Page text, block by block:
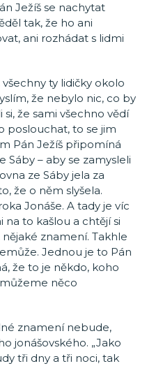
Ježíš se nachytat
tak, že ho ani
ani rozhádat s lidmi
ty lidičky okolo
že nebylo nic, co by
že sami všechno vědí
poslouchat, to se jim
Pán Ježíš připomíná
Sáby – aby se zamysleli
ze Sáby jela za
že o něm slyšela.
Jonáše. A tady je víc
na to kašlou a chtějí si
znamení. Takhle
Jednou je to Pán
že to je někdo, koho
něco
znamení nebude,
jonášovského. „Jako
tři dny a tři noci, tak